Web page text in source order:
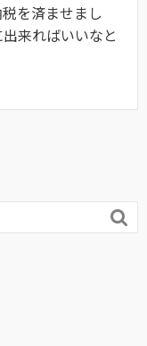
を済ませまし
来ればいいなと
